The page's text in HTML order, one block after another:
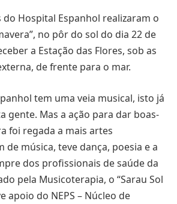
Hospital Espanhol realizaram o
no pôr do sol do dia 22 de
a Estação das Flores, sob as
de frente para o mar.
tem uma veia musical, isto já
gente. Mas a ação para dar boas-
foi regada a mais artes
de música, teve dança, poesia e a
dos profissionais de saúde da
pela Musicoterapia, o “Sarau Sol
apoio do NEPS – Núcleo de